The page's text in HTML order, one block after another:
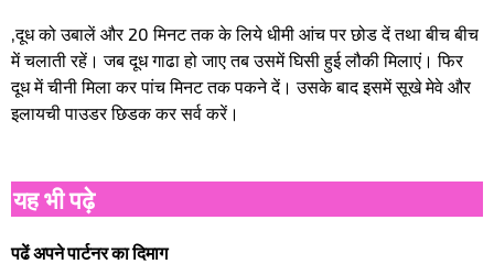
,दूध को उबालें और 20 मिनट तक के लिये धीमी आंच पर छोड दें तथा बीच बीच
में चलाती रहें। जब दूध गाढा हो जाए तब उसमें घिसी हुई लौकी मिलाएं। फिर
दूध में चीनी मिला कर पांच मिनट तक पकने दें। उसके बाद इसमें सूखे मेवे और
इलायची पाउडर छिडक कर सर्व करें।
यह भी पढ़े
पढें अपने पार्टनर का दिमाग